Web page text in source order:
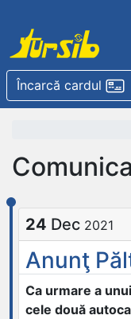
Încarcă cardul
24 Dec 2021
Anunţ
Ca urmare a
cele două